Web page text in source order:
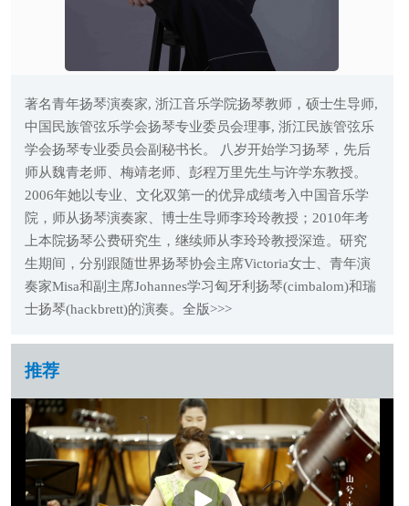
著名青年扬琴演奏家, 浙江音乐学院扬琴教师，硕士生导师,
中国民族管弦乐学会扬琴专业委员会理事, 浙江民族管弦乐
学会扬琴专业委员会副秘书长。 八岁开始学习扬琴，先后
师从魏青老师、梅靖老师、彭程万里先生与许学东教授。
2006年她以专业、文化双第一的优异成绩考入中国音乐学
院，师从扬琴演奏家、博士生导师李玲玲教授；2010年考
上本院扬琴公费研究生，继续师从李玲玲教授深造。研究
生期间，分别跟随世界扬琴协会主席Victoria女士、青年演
奏家Misa和副主席Johannes学习匈牙利扬琴(cimbalom)和瑞
士扬琴(hackbrett)的演奏。 全版>>>
推荐
播
放